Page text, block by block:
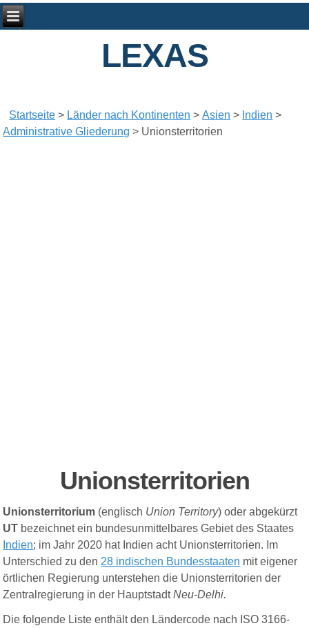
LEXAS
Startseite > Länder nach Kontinenten >Asien > Indien >
Administrative Gliederung > Unionsterritorien
Unionsterritorien
Unionsterritorium (englisch Union Territory) oder abgekürzt
UT bezeichnet ein bundesunmittelbares Gebiet des Staates
Indien; im Jahr 2020 hat Indien acht Unionsterritorien. Im
Unterschied zu den28 indischen Bundesstaaten mit eigener
örtlichen Regierung unterstehen die Unionsterritorien der
Zentralregierung in der HauptstadtNeu-Delhi.
Die folgende Liste enthält den Ländercode nach ISO 3166-